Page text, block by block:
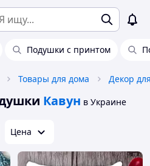
Подушки с принтом
Товары для дома Декор
Кавун в Украине
Цена